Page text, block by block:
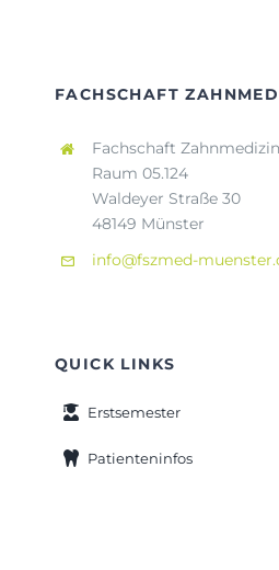
FACHSCHAFT
Fachschaft
Raum 05.124
Waldeyer Straße 30
48149 Münster
info@fszmed-
QUICK LINKS
Erstsemester
Patienteninfos